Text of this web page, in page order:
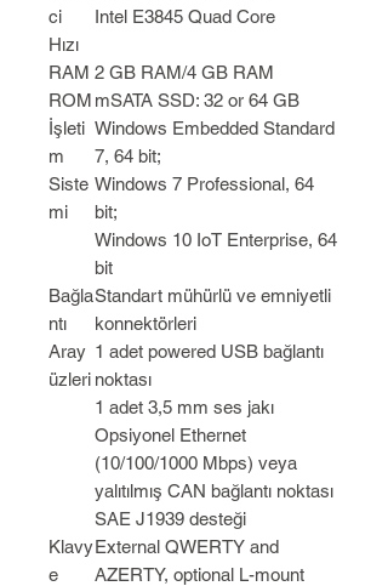
ci
Hızı
Intel E3845 Quad Core
RAM 2 GB RAM/4 GB RAM
ROM mSATA SSD: 32 or 64 GB
İşleti
m
Siste
mi
Windows Embedded Standard
7, 64 bit;
Windows 7 Professional, 64
bit;
Windows 10 IoT Enterprise, 64
bit
Bağla
ntı
Aray
üzleri
Standart mühürlü ve emniyetli
konnektörleri
1 adet powered USB bağlantı
noktası
1 adet 3,5 mm ses jakı
Opsiyonel Ethernet
(10/100/1000 Mbps) veya
yalıtılmış CAN bağlantı noktası
SAE J1939 desteği
Klavy
e
External QWERTY and
AZERTY, optional L-mount